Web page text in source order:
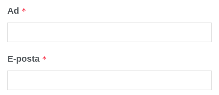
Ad *
E-posta *